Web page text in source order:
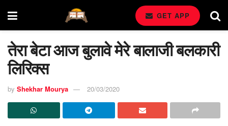
GET APP
तेरा बेटा आज बुलावे मेरे बालाजी बलकारी
लिरिक्स
by Shekhar Mourya 20/03/2020